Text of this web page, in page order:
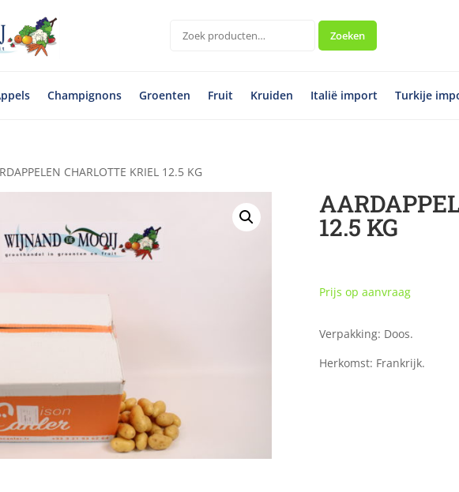
Zoeken
Zoeken
Champignons Groenten Fruit Kruiden Italië import Turkije
CHARLOTTE KRIEL 12.5 KG
12.5 KG
Prijs op aanvraag
Verpakking: Doos.
Herkomst: Frankrijk.